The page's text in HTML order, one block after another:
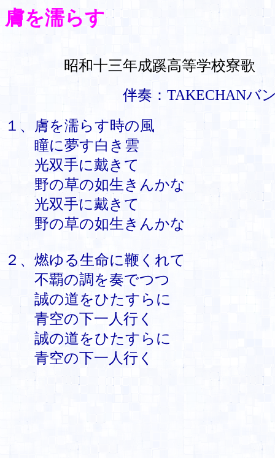
膚を濡らす
昭和十三年成蹊高等学校寮歌
伴奏：TAKECHANバ
１、膚を濡らす時の風
瞳に夢す白き雲
光双手に戴きて
野の草の如生きんかな
光双手に戴きて
野の草の如生きんかな
２、燃ゆる生命に鞭くれて
不覇の調を奏でつつ
誠の道をひたすらに
青空の下一人行く
誠の道をひたすらに
青空の下一人行く